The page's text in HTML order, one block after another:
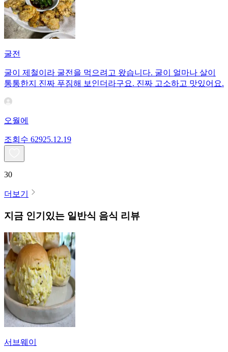
굴전
굴이 제철이라 굴전을 먹으려고 왔습니다. 굴이 얼마나 살이
통통한지 진짜 푸짐해 보인더라구요. 진짜 고소하고 맛있어요.
오월에
조회수 62925.12.19
30
더보기
지금 인기있는 일반식 음식 리뷰
서브웨이